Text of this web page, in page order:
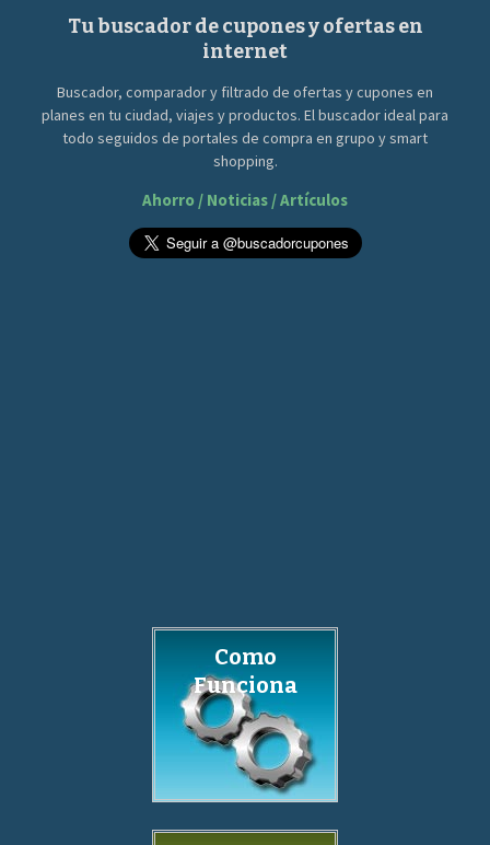
Tu buscador de cupones y ofertas en
internet
Buscador, comparador y filtrado de ofertas y cupones en
planes en tu ciudad, viajes y productos. El buscador ideal para
todo seguidos de portales de compra en grupo y smart
shopping.
Ahorro / Noticias / Artículos
Como
Funciona